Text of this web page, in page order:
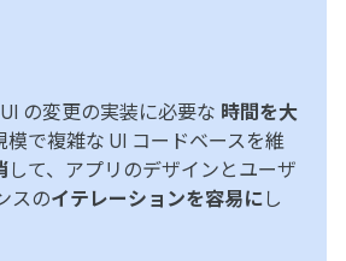
の変更の実装に必要な 時間を大
模で複雑な UI コードベースを維
して、アプリのデザインとユーザ
スのイテレーションを容易に し